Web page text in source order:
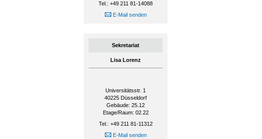
Tel.: +49 211 81-14088
E-Mail senden
Sekretariat
Lisa Lorenz
Universitätsstr. 1
40225 Düsseldorf
Gebäude: 25.12
Etage/Raum: 02.22
Tel.: +49 211 81-11312
E-Mail senden